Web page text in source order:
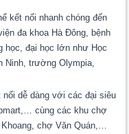
kết nối nhanh chóng đến
đa khoa Hà Đông, bệnh
học, đại học lớn như Học
Ninh, trường Olympia,
dễ dàng với các đại siêu
cùng các khu chợ
chợ Văn Quán,…